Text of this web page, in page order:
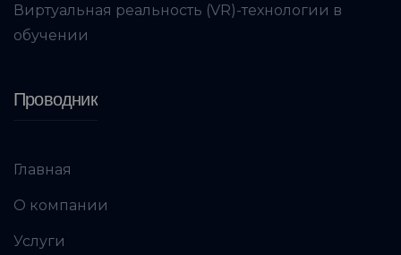
Виртуальная реальность (VR)-технологии в
обучении
Проводник
Главная
О компании
Услуги